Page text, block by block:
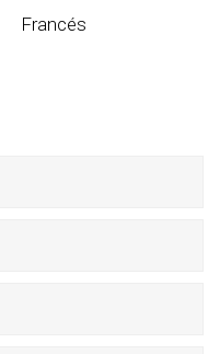
Francés